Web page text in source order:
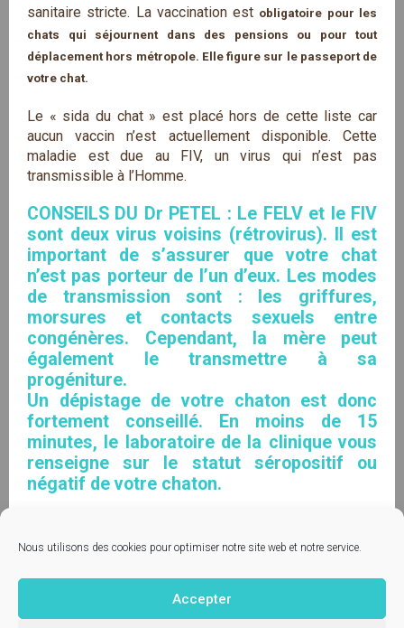
Nous utilisons des cookies pour optimiser notre site web et notre service.
Accepter
sanitaire stricte. La vaccination est obligatoire pour les
chats qui séjournent dans des pensions ou pour tout
déplacement hors métropole. Elle figure sur le passeport de
votre chat.
Le « sida du chat » est placé hors de cette liste car
aucun vaccin n’est actuellement disponible. Cette
maladie est due au FIV, un virus qui n’est pas
transmissible à l’Homme.
CONSEILS DU Dr PETEL : Le FELV et le FIV
sont deux virus voisins (rétrovirus). Il est
important de s’assurer que votre chat
n’est pas porteur de l’un d’eux. Les modes
de transmission sont : les griffures,
morsures et contacts sexuels entre
congénères. Cependant, la mère peut
également le transmettre à sa
progéniture.
Un dépistage de votre chaton est donc
fortement conseillé. En moins de 15
minutes, le laboratoire de la clinique vous
renseigne sur le statut séropositif ou
négatif de votre chaton.